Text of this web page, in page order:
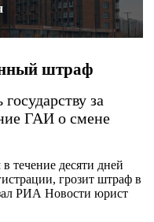
штраф
за
ГАИ о смене
течение десяти дней
грозит штраф в
РИА Новости юрист